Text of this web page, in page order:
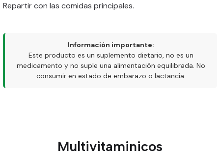
Repartir con las comidas principales.
Información importante:
Este producto es un suplemento dietario, no es un
medicamento y no suple una alimentación equilibrada. No
consumir en estado de embarazo o lactancia.
Multivitaminicos